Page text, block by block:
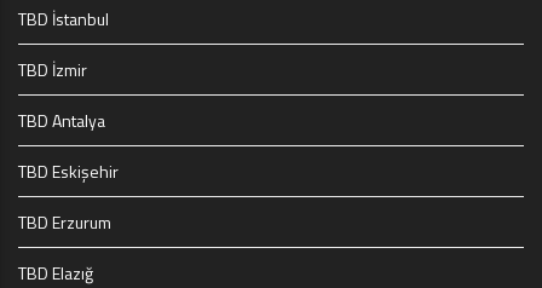
TBD İstanbul
TBD İzmir
TBD Antalya
TBD Eskişehir
TBD Erzurum
TBD Elazığ